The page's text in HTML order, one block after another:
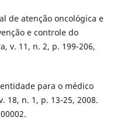
de atenção oncológica e
e controle do
v. 11, n. 2, p. 199-206,
para o médico
18, n. 1, p. 13-25, 2008.